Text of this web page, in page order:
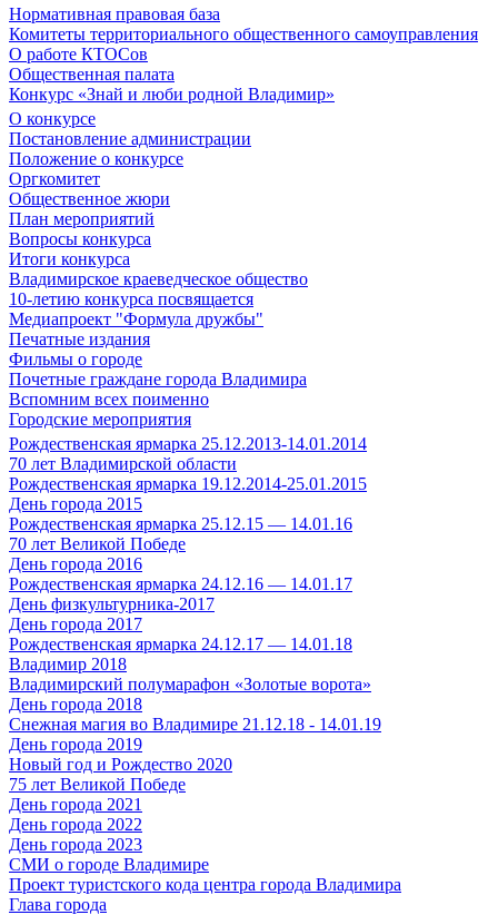
Нормативная правовая база
Комитеты территориального общественного самоуправления
О работе КТОСов
Общественная палата
Конкурс «Знай и люби родной Владимир»
О конкурсе
Постановление администрации
Положение о конкурсе
Оргкомитет
Общественное жюри
План мероприятий
Вопросы конкурса
Итоги конкурса
Владимирское краеведческое общество
10-летию конкурса посвящается
Медиапроект "Формула дружбы"
Печатные издания
Фильмы о городе
Почетные граждане города Владимира
Вспомним всех поименно
Городские мероприятия
Рождественская ярмарка 25.12.2013-14.01.2014
70 лет Владимирской области
Рождественская ярмарка 19.12.2014-25.01.2015
День города 2015
Рождественская ярмарка 25.12.15 — 14.01.16
70 лет Великой Победе
День города 2016
Рождественская ярмарка 24.12.16 — 14.01.17
День физкультурника-2017
День города 2017
Рождественская ярмарка 24.12.17 — 14.01.18
Владимир 2018
Владимирский полумарафон «Золотые ворота»
День города 2018
Снежная магия во Владимире 21.12.18 - 14.01.19
День города 2019
Новый год и Рождество 2020
75 лет Великой Победе
День города 2021
День города 2022
День города 2023
СМИ о городе Владимире
Проект туристского кода центра города Владимира
Глава города